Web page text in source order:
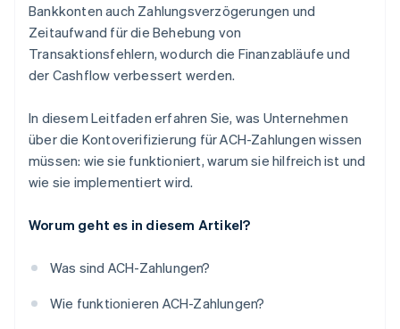
Bankkonten auch Zahlungsverzögerungen und
Zeitaufwand für die Behebung von
Transaktionsfehlern, wodurch die Finanzabläufe und
der Cashflow verbessert werden.
In diesem Leitfaden erfahren Sie, was Unternehmen
über die Kontoverifizierung für ACH-Zahlungen wissen
müssen: wie sie funktioniert, warum sie hilfreich ist und
wie sie implementiert wird.
Worum geht es in diesem Artikel?
Was sind ACH-Zahlungen?
Wie funktionieren ACH-Zahlungen?